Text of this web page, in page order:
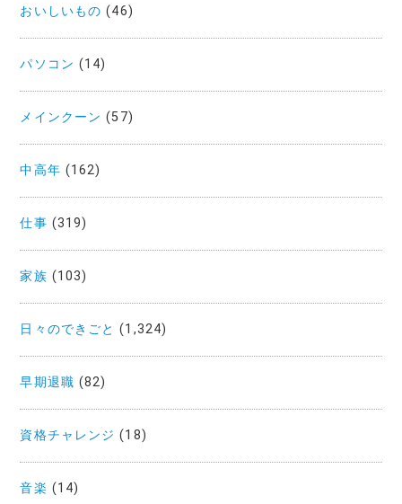
おいしいもの (46)
パソコン (14)
メインクーン (57)
中高年 (162)
仕事 (319)
家族 (103)
日々のできごと (1,324)
早期退職 (82)
資格チャレンジ (18)
音楽 (14)